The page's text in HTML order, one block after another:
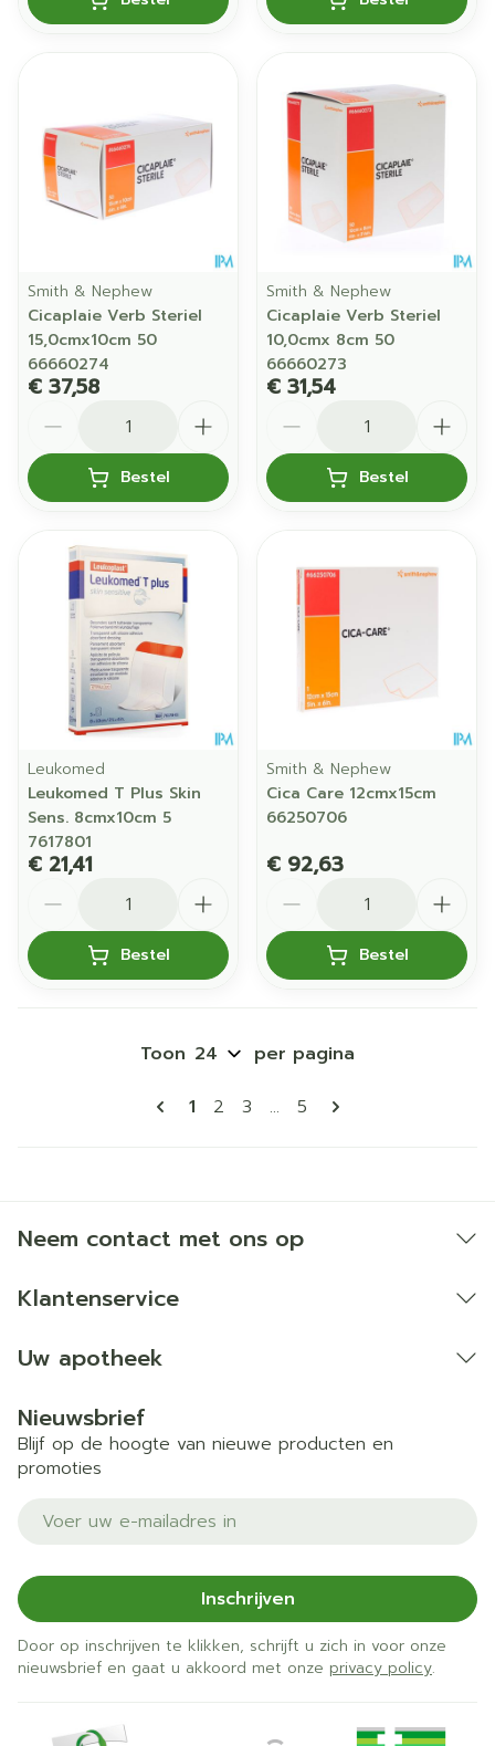
Smith & Nephew
Cicaplaie Verb Steriel
15,0cmx10cm 50
66660274
€ 37,58
Bestel
Smith & Nephew
Cicaplaie Verb Steriel
10,0cmx 8cm 50
66660273
€ 31,54
Bestel
Leukomed
Leukomed T Plus Skin
Sens. 8cmx10cm 5
7617801
€ 21,41
Bestel
Smith & Nephew
Cica Care 12cmx15cm
66250706
€ 92,63
Bestel
Pagina's
U lees momenteel pagina
1 Pagina
2 Pagina
3 ... Pagina
5
Toon per pagina
Neem contact met ons op
Klantenservice
Uw apotheek
Nieuwsbrief
Blijf op de hoogte van nieuwe producten en
promoties
E-mail adres
Inschrijven
Door op inschrijven te klikken, schrijft u zich in voor onze
nieuwsbrief en gaat u akkoord met onze privacy policy.